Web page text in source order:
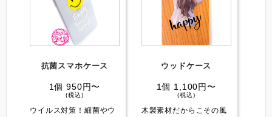
抗菌スマホケース️
1個 950円〜
(税込)
ウイルス対策！細菌やウ
ウッドケース️
1個 1,100円〜
(税込)
木製素材だからこその風